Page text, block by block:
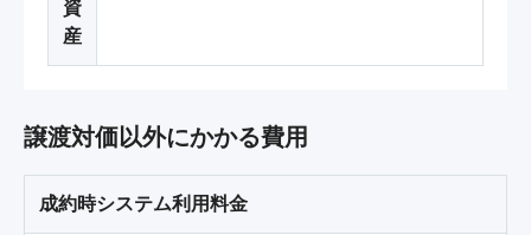
資
産
譲渡対価以外にかかる費用
成約時システム利用料金